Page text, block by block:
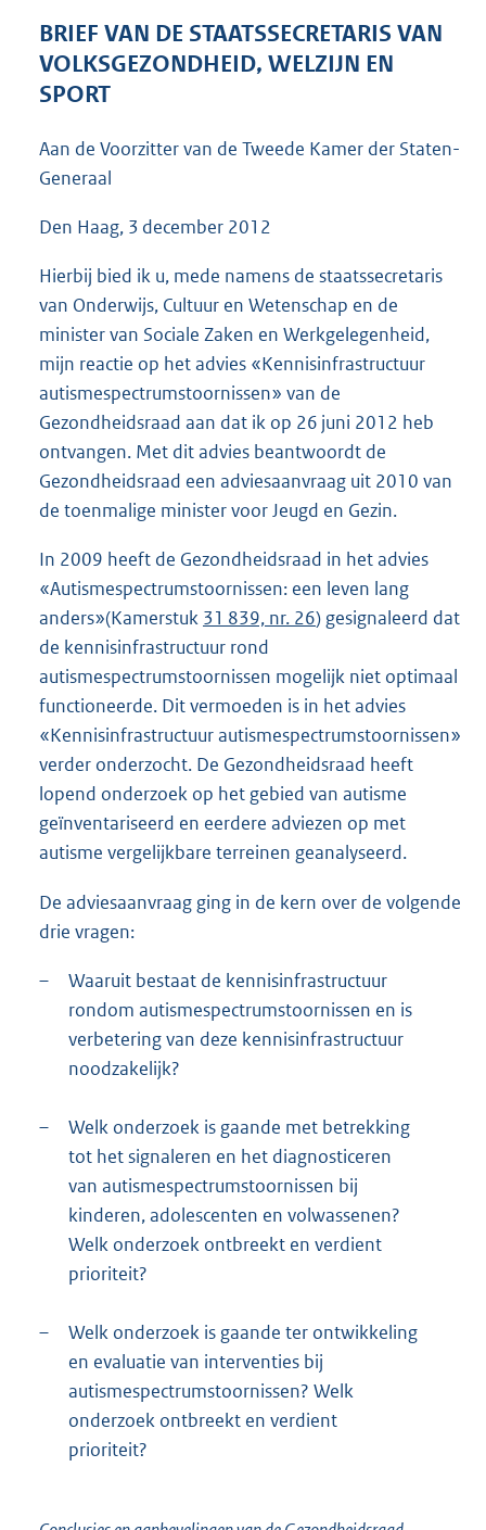
e
:
b
BRIEF VAN DE STAATSSECRETARIS VAN
VOLKSGEZONDHEID, WELZIJN EN
SPORT
Aan de Voorzitter van de Tweede Kamer der Staten-
Generaal
Den Haag, 3 december 2012
Hierbij bied ik u, mede namens de staatssecretaris
van Onderwijs, Cultuur en Wetenschap en de
minister van Sociale Zaken en Werkgelegenheid,
mijn reactie op het advies «Kennisinfrastructuur
autismespectrumstoornissen» van de
Gezondheidsraad aan dat ik op 26 juni 2012 heb
ontvangen. Met dit advies beantwoordt de
Gezondheidsraad een adviesaanvraag uit 2010 van
de toenmalige minister voor Jeugd en Gezin.
In 2009 heeft de Gezondheidsraad in het advies
«Autismespectrumstoornissen: een leven lang
anders»(Kamerstuk 31 839, nr. 26) gesignaleerd dat
de kennisinfrastructuur rond
autismespectrumstoornissen mogelijk niet optimaal
functioneerde. Dit vermoeden is in het advies
«Kennisinfrastructuur autismespectrumstoornissen»
verder onderzocht. De Gezondheidsraad heeft
lopend onderzoek op het gebied van autisme
geïnventariseerd en eerdere adviezen op met
autisme vergelijkbare terreinen geanalyseerd.
De adviesaanvraag ging in de kern over de volgende
drie vragen:
–
Waaruit bestaat de kennisinfrastructuur
rondom autismespectrumstoornissen en is
verbetering van deze kennisinfrastructuur
noodzakelijk?
–
Welk onderzoek is gaande met betrekking
tot het signaleren en het diagnosticeren
van autismespectrumstoornissen bij
kinderen, adolescenten en volwassenen?
Welk onderzoek ontbreekt en verdient
prioriteit?
–
Welk onderzoek is gaande ter ontwikkeling
en evaluatie van interventies bij
autismespectrumstoornissen? Welk
onderzoek ontbreekt en verdient
prioriteit?